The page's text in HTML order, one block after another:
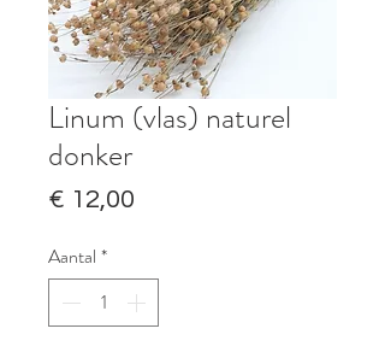
Linum (vlas) naturel
donker
€ 12,00
Aantal *